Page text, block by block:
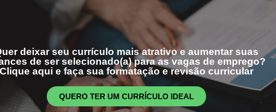
deixar seu currículo mais atrativo e aumentar suas
de ser selecionado(a) para as vagas de emprego?
aqui e faça sua formatação e revisão curricular
QUERO TER UM CURRÍCULO IDEAL